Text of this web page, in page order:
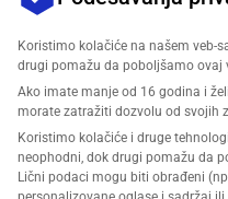
Компанија
Подршка
Koristimo kolačiće na našem veb-
drugi pomažu da poboljšamo ovaj
Ako imate manje od 16 godina i
morate zatražiti dozvolu od svojih
Koristimo kolačiće i druge
neophodni, dok drugi pomažu da
Lični podaci mogu biti obrađeni